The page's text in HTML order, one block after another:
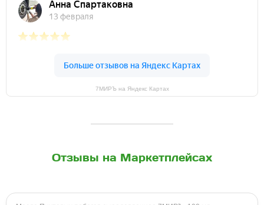
7МИРЪ на Яндекс Картах
Отзывы на Маркетплейсах